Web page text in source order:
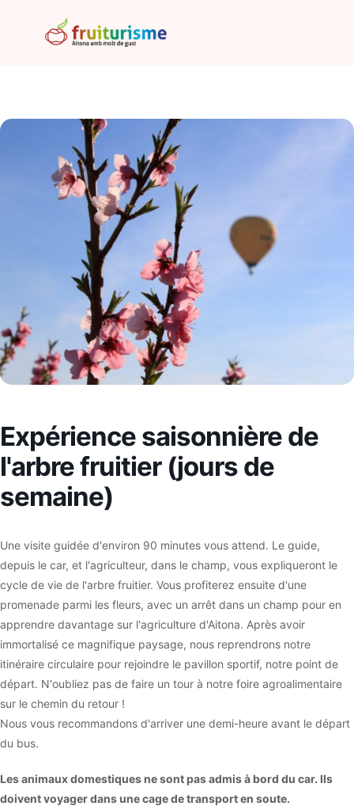
Expérience saisonnière de
l'arbre fruitier (jours de
semaine)
Une visite guidée d'environ 90 minutes vous attend. Le guide,
depuis le car, et l'agriculteur, dans le champ, vous expliqueront le
cycle de vie de l'arbre fruitier. Vous profiterez ensuite d'une
promenade parmi les fleurs, avec un arrêt dans un champ pour en
apprendre davantage sur l'agriculture d'Aitona. Après avoir
immortalisé ce magnifique paysage, nous reprendrons notre
itinéraire circulaire pour rejoindre le pavillon sportif, notre point de
départ. N'oubliez pas de faire un tour à notre foire agroalimentaire
sur le chemin du retour !
Nous vous recommandons d'arriver une demi-heure avant le départ
du bus.
Les animaux domestiques ne sont pas admis à bord du car. Ils
doivent voyager dans une cage de transport en soute.